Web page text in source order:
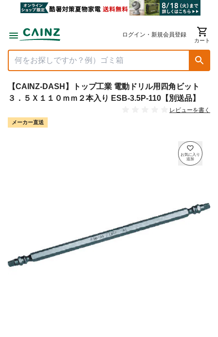
ログイン・新規会員登録
カート
【CAINZ-DASH】トップ工業 電動ドリル用四角ビット
３．５Ｘ１１０ｍｍ２本入り ESB-3.5P-110【別送品】
レビューを書く
メーカー直送